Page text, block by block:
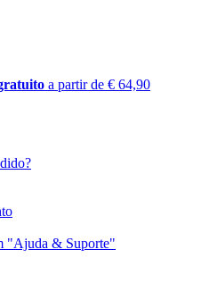
a partir de € 64,90
"Ajuda & Suporte"